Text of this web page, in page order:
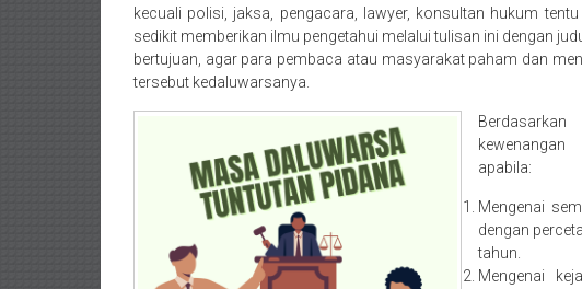
kalten/Solo/
Purwakarta,
Sukoharjo/
Semarang/
Batang/Brebes/
Kebumen/Magelang/Temanggung/Mungkid/Demak/
Blitar/Surabaya/Palembang/
Bekasi/Jakarta
selatan/
kecuali polisi, jaksa, pengacara, lawyer, konsultan hukum
sedikit memberikan ilmu pengetahui melalui tulisan ini dengan
bertujuan, agar para pembaca atau masyarakat paham dan
tersebut kedaluwarsanya.
apabila:
Mengenai
dengan
tahun.
Mengenai